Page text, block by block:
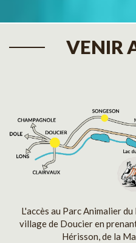
VENIR
L'accès au Parc Animalier
village de Doucier en
Hérisson, de la